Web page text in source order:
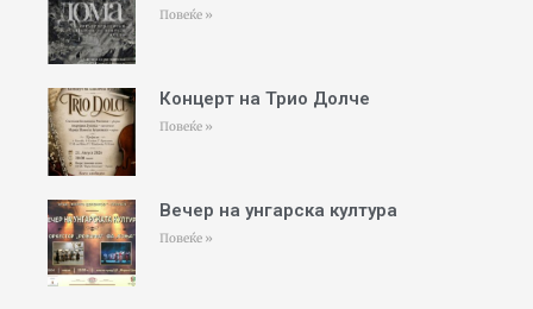
Повеќе »
Концерт на Трио Долче
Повеќе »
Вечер на унгарска култура
Повеќе »